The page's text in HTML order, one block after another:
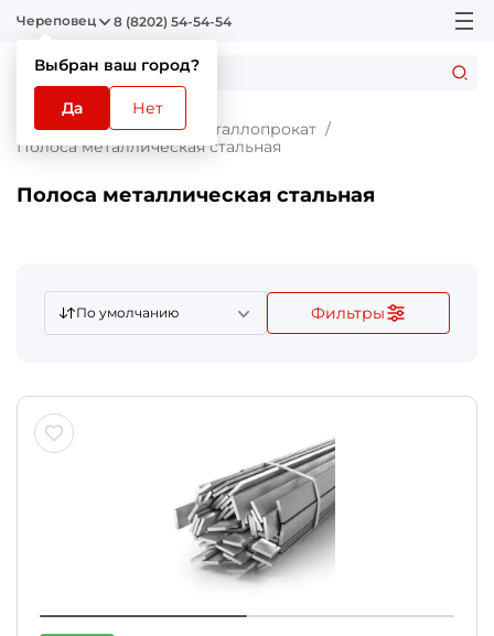
Череповец
Выбран ваш город?
Да Нет
8 (8202) 54-54-54
Главная Каталог
Металлопрокат
Полоса металлическая стальная
Полоса металлическая стальная
По умолчанию Фильтры